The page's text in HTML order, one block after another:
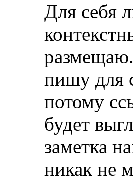
Для себя
размещаю.
пишу для
потому
будет
заметка
никак не